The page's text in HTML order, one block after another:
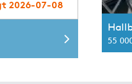
2026-07-08
55